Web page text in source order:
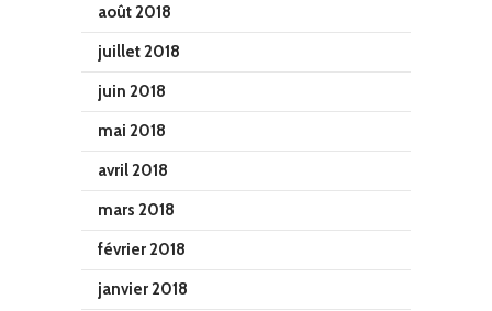
août 2018
juillet 2018
juin 2018
mai 2018
avril 2018
mars 2018
février 2018
janvier 2018